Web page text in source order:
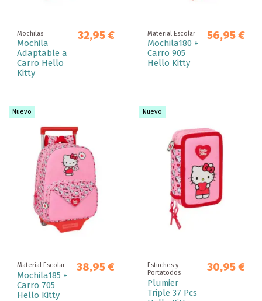
Mochilas
Mochila
Adaptable a
Carro Hello
Kitty
32,95 € Material Escolar
Mochila180 +
Carro 905
Hello Kitty
56,95 €
Nuevo
Material Escolar
Mochila185 +
Carro 705
Hello Kitty
38,95 €
Nuevo
Estuches y
Portatodos
Plumier
Triple 37 Pcs
30,95 €